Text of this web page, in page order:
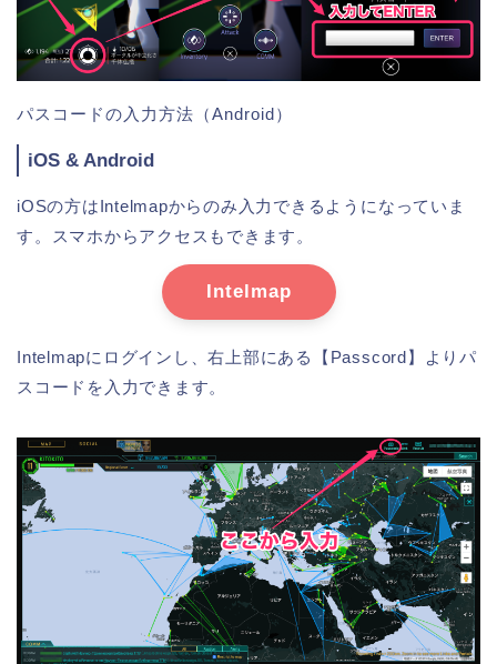
パスコードの入力方法（Android）
iOS & Android
iOSの方はIntelmapからのみ入力できるようになっていま
す。スマホからアクセスもできます。
Intelmap
Intelmapにログインし、右上部にある【Passcord】よりパ
スコードを入力できます。